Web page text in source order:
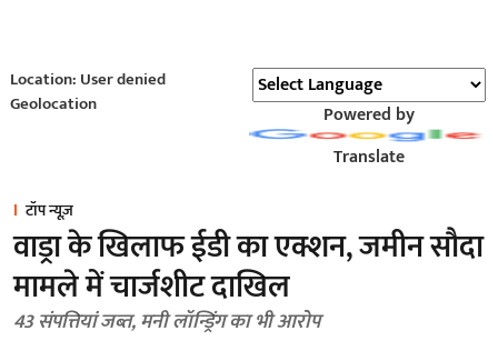
Location: User denied
Geolocation
Powered by
Translate
टॉप न्यूज़
वाड्रा के खिलाफ ईडी का एक्शन, जमीन सौदा
मामले में चार्जशीट दाखिल
43 संपत्तियां जब्त, मनी लॉन्ड्रिंग का भी आरोप